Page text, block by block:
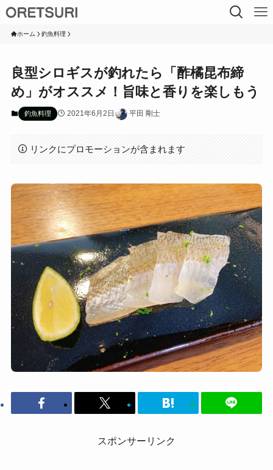
ホーム 釣魚料理
良型シロギスが釣れたら「酢橘昆布締
め」がオススメ！旨味と香りを楽しもう
釣魚料理 2021年6月2日 平田 剛士
リンクにプロモーションが含まれます
スポンサーリンク